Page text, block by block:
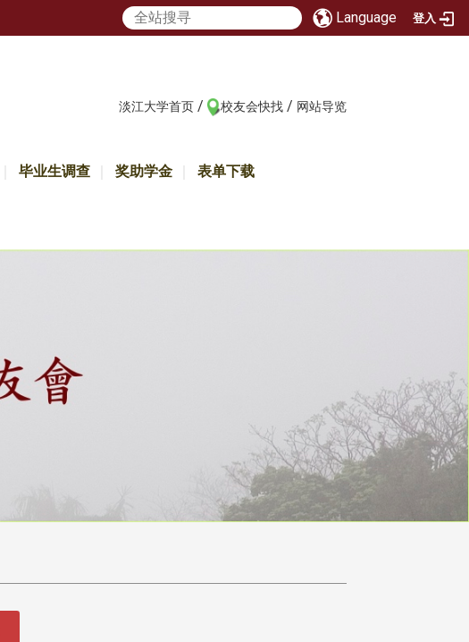
Language 登入
淡江大学首页 / 校友会快找 / 网站导览
毕业生调查 奖助学金 表单下载